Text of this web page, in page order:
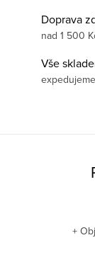
Doprava
nad 1 500
Vše
+